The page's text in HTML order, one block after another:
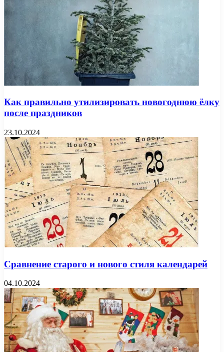
Как правильно утилизировать новогоднюю ёлку
после праздников
23.10.2024
Сравнение старого и нового стиля календарей
04.10.2024